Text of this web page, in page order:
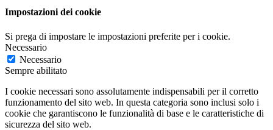
Impostazioni dei cookie
Si prega di impostare le impostazioni preferite per i cookie.
Necessario
Necessario
Sempre abilitato
I cookie necessari sono assolutamente indispensabili per il corretto
funzionamento del sito web. In questa categoria sono inclusi solo i
cookie che garantiscono le funzionalità di base e le caratteristiche di
sicurezza del sito web.